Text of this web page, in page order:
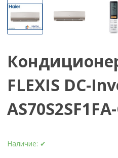
FLEXIS DC-
Наличие: ✔